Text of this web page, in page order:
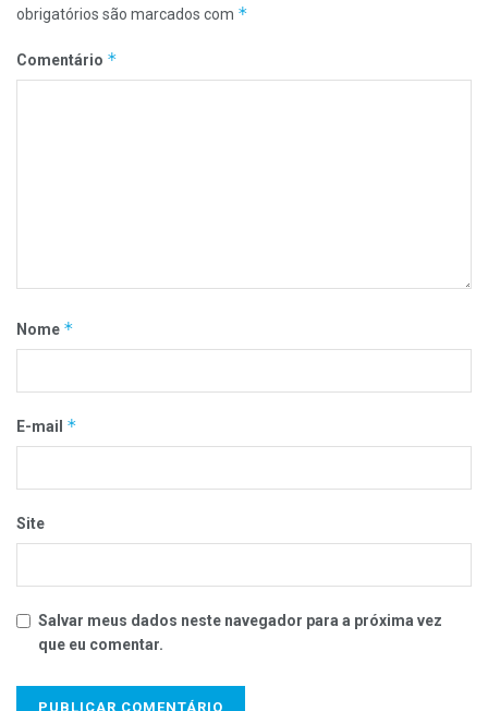
obrigatórios são marcados com *
Comentário *
Nome *
E-mail *
Site
Salvar meus dados neste navegador para a próxima vez
que eu comentar.